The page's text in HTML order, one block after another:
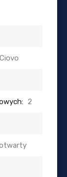
Ciovo
2